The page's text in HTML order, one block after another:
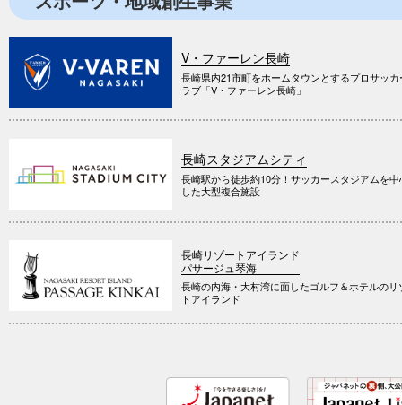
V・ファーレン長崎
長崎県内21市町をホームタウンとするプロサッカ
ラブ「V・ファーレン長崎」
長崎スタジアムシティ
長崎駅から徒歩約10分！サッカースタジアムを中
した大型複合施設
長崎リゾートアイランド
パサージュ琴海
長崎の内海・大村湾に面したゴルフ＆ホテルのリ
トアイランド